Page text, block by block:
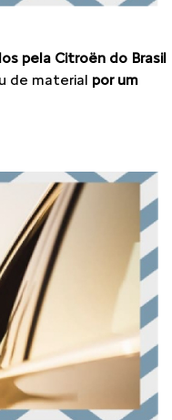
pela Citroën do Brasil
de material por um